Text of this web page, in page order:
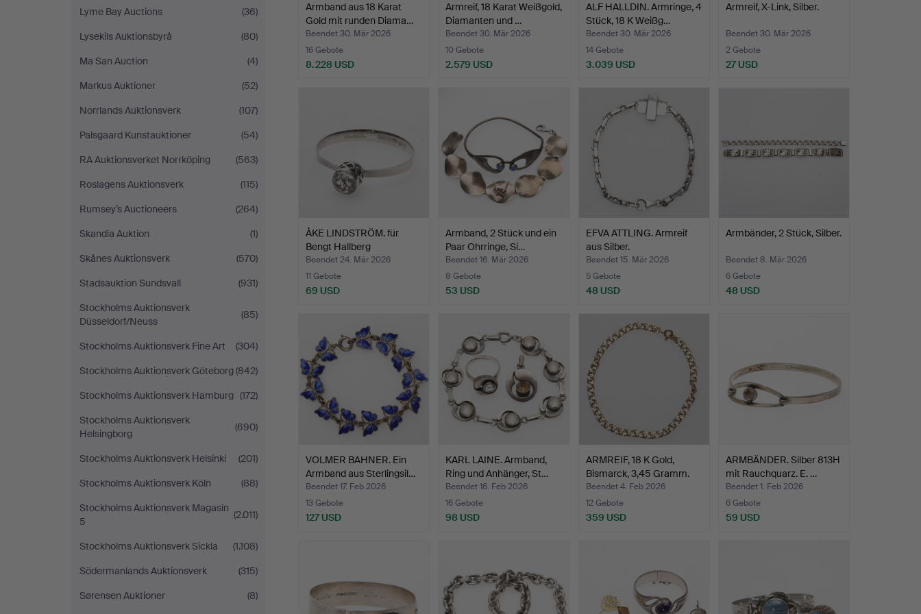
Lyme Bay Auctions
(36)
Lysekils Auktionsbyrå
(80)
Ma San Auction
(4)
Markus Auktioner
(52)
Norrlands Auktionsverk
(107)
Palsgaard Kunstauktioner
(54)
RA Auktionsverket Norrköping
(563)
Roslagens Auktionsverk
(115)
Rumsey’s Auctioneers
(264)
Skandia Auktion
(1)
Skånes Auktionsverk
(570)
Stadsauktion Sundsvall
(931)
Stockholms Auktionsverk
Düsseldorf/Neuss
(85)
Stockholms Auktionsverk Fine Art
(304)
Stockholms Auktionsverk Göteborg(842)
Stockholms Auktionsverk Hamburg (172)
Stockholms Auktionsverk
Helsingborg
(690)
Stockholms Auktionsverk Helsinki
(201)
Stockholms Auktionsverk Köln
(88)
Stockholms Auktionsverk Magasin
5
(2.011)
Stockholms Auktionsverk Sickla
(1.108)
Södermanlands Auktionsverk
(315)
Sørensen Auktioner
(8)
Armband aus 18 Karat
Gold mit runden Diama…
Beendet 30. Mär 2026
16 Gebote
8.228 USD
Armreif, 18 Karat Weißgold,
Diamanten und …
Beendet 30. Mär 2026
10 Gebote
2.579 USD
ALF HALLDIN. Armringe, 4
Stück, 18 K Weißg…
Beendet 30. Mär 2026
14 Gebote
3.039 USD
Armreif, X-Link, Silber.
Beendet 30. Mär 2026
2 Gebote
27 USD
ÅKE LINDSTRÖM. für
Bengt Hallberg
Guldsmed…
Beendet 24. Mär 2026
11 Gebote
69 USD
Armband, 2 Stück und ein
Paar Ohrringe, Si…
Beendet 16. Mär 2026
8 Gebote
53 USD
EFVA ATTLING. Armreif
aus Silber.
Beendet 15. Mär 2026
5 Gebote
48 USD
Armbänder, 2 Stück, Silber.
Beendet 8. Mär 2026
6 Gebote
48 USD
VOLMER BAHNER. Ein
Armband aus Sterlingsil…
Beendet 17. Feb 2026
13 Gebote
127 USD
KARL LAINE. Armband,
Ring und Anhänger, St…
Beendet 16. Feb 2026
16 Gebote
98 USD
ARMREIF, 18 K Gold,
Bismarck, 3,45 Gramm.
Beendet 4. Feb 2026
12 Gebote
359 USD
ARMBÄNDER. Silber 813H
mit Rauchquarz. E. …
Beendet 1. Feb 2026
6 Gebote
59 USD